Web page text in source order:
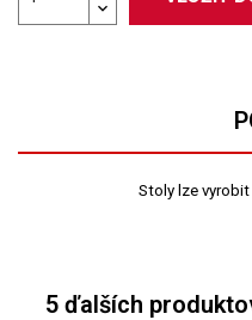
Stoly lze vyrobit
5 ďalších